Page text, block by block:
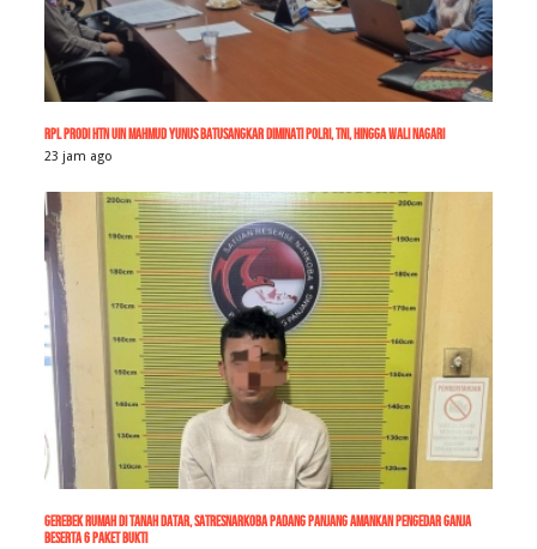
RPL Prodi HTN UIN Mahmud Yunus Batusangkar Diminati Polri, TNI, hingga Wali Nagari
23 jam ago
Gerebek Rumah di Tanah Datar, Satresnarkoba Padang Panjang Amankan Pengedar Ganja
Beserta 6 Paket Bukti